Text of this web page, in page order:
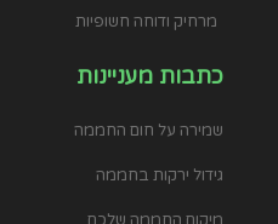
מרחיק ודוחה חשופיות
כתבות מעניינות
שמירה על חום החממה
גידול ירקות בחממה